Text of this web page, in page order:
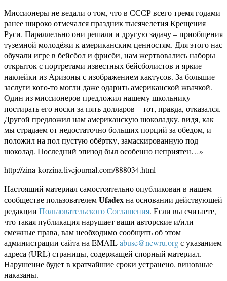
Миссионеры не ведали о том, что в СССР всего тремя годами
ранее широко отмечался праздник тысячелетия Крещения
Руси. Параллельно они решали и другую задачу – приобщения
туземной молодёжи к американским ценностям. Для этого нас
обучали игре в бейсбол и фрисби, нам жертвовались наборы
открыток с портретами известных бейсболистов и яркие
наклейки из Аризоны с изображением кактусов. За большие
заслуги кого-то могли даже одарить американской жвачкой.
Один из миссионеров предложил нашему школьнику
постирать его носки за пять долларов – тот, правда, отказался.
Другой предложил нам американскую шоколадку, видя, как
мы страдаем от недостаточно больших порций за обедом, и
положил на пол пустую обёртку, замаскированную под
шоколад. Последний эпизод был особенно неприятен…»
http://zina-korzina.livejournal.com/888034.html
Настоящий материал самостоятельно опубликован в нашем
сообществе пользователемUfadexна основании действующей
редакции Пользовательского Соглашения. Если вы считаете,
что такая публикация нарушает ваши авторские и/или
смежные права, вам необходимо сообщить об этом
администрации сайта на EMAILabuse@newru.orgс указанием
адреса (URL) страницы, содержащей спорный материал.
Нарушение будет в кратчайшие сроки устранено, виновные
наказаны.